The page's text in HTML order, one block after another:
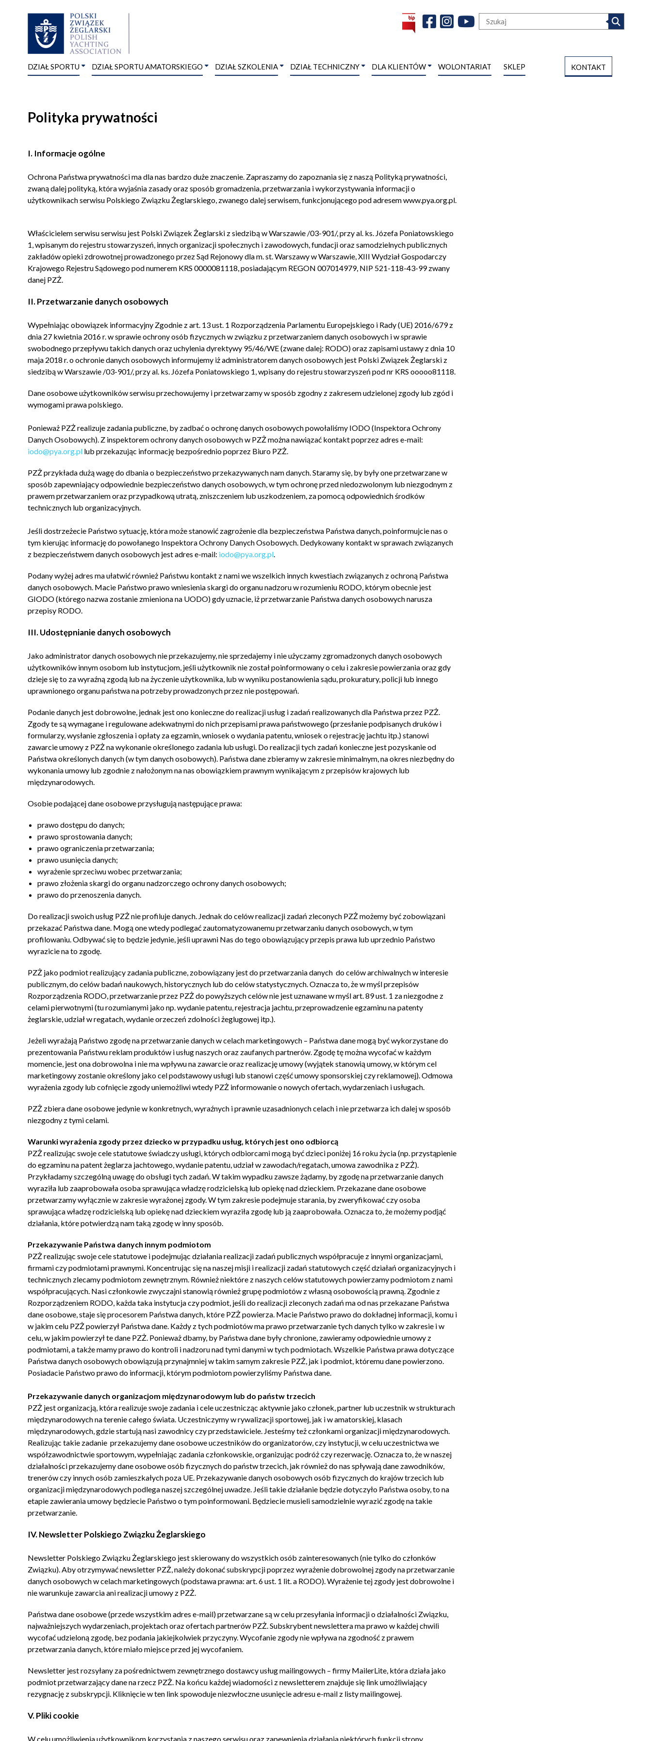
DZIAŁ SPORTU DZIAŁ SPORTU AMATORSKIEGO DZIAŁ SZKOLENIA DZIAŁ TECHNICZNY DLA KLIENTÓW WOLONTARIAT SKLEP KONTAKT
Polityka prywatności
I. Informacje ogólne
Ochrona Państwa prywatności ma dla nas bardzo duże znaczenie. Zapraszamy do zapoznania się z naszą Polityką prywatności,
zwaną dalej polityką, która wyjaśnia zasady oraz sposób gromadzenia, przetwarzania i wykorzystywania informacji o
użytkownikach serwisu Polskiego Związku Żeglarskiego, zwanego dalej serwisem, funkcjonującego pod adresem www.pya.org.pl.
Właścicielem serwisu serwisu jest Polski Związek Żeglarski z siedzibą w Warszawie /03-901/, przy al. ks. Józefa Poniatowskiego
1, wpisanym do rejestru stowarzyszeń, innych organizacji społecznych i zawodowych, fundacji oraz samodzielnych publicznych
zakładów opieki zdrowotnej prowadzonego przez Sąd Rejonowy dla m. st. Warszawy w Warszawie, XIII Wydział Gospodarczy
Krajowego Rejestru Sądowego pod numerem KRS 0000081118, posiadającym REGON 007014979, NIP 521-118-43-99 zwany
danej PZŻ.
II. Przetwarzanie danych osobowych
Wypełniając obowiązek informacyjny Zgodnie z art. 13 ust. 1 Rozporządzenia Parlamentu Europejskiego i Rady (UE) 2016/679 z
dnia 27 kwietnia 2016 r. w sprawie ochrony osób fizycznych w związku z przetwarzaniem danych osobowych i w sprawie
swobodnego przepływu takich danych oraz uchylenia dyrektywy 95/46/WE (zwane dalej: RODO) oraz zapisami ustawy z dnia 10
maja 2018 r. o ochronie danych osobowych informujemy iż administratorem danych osobowych jest Polski Związek Żeglarski z
siedzibą w Warszawie /03-901/, przy al. ks. Józefa Poniatowskiego 1, wpisany do rejestru stowarzyszeń pod nr KRS ooooo81118.
Dane osobowe użytkowników serwisu przechowujemy i przetwarzamy w sposób zgodny z zakresem udzielonej zgody lub zgód i
wymogami prawa polskiego.
Ponieważ PZŻ realizuje zadania publiczne, by zadbać o ochronę danych osobowych powołaliśmy IODO (Inspektora Ochrony
Danych Osobowych). Z inspektorem ochrony danych osobowych w PZŻ można nawiązać kontakt poprzez adres e-mail:
iodo@pya.org.pl lub przekazując informację bezpośrednio poprzez Biuro PZŻ.
PZŻ przykłada dużą wagę do dbania o bezpieczeństwo przekazywanych nam danych. Staramy się, by były one przetwarzane w
sposób zapewniający odpowiednie bezpieczeństwo danych osobowych, w tym ochronę przed niedozwolonym lub niezgodnym z
prawem przetwarzaniem oraz przypadkową utratą, zniszczeniem lub uszkodzeniem, za pomocą odpowiednich środków
technicznych lub organizacyjnych.
Jeśli dostrzeżecie Państwo sytuację, która może stanowić zagrożenie dla bezpieczeństwa Państwa danych, poinformujcie nas o
tym kierując informację do powołanego Inspektora Ochrony Danych Osobowych. Dedykowany kontakt w sprawach związanych
z bezpieczeństwem danych osobowych jest adres e-mail: iodo@pya.org.pl.
Podany wyżej adres ma ułatwić również Państwu kontakt z nami we wszelkich innych kwestiach związanych z ochroną Państwa
danych osobowych. Macie Państwo prawo wniesienia skargi do organu nadzoru w rozumieniu RODO, którym obecnie jest
GIODO (którego nazwa zostanie zmieniona na UODO) gdy uznacie, iż przetwarzanie Państwa danych osobowych narusza
przepisy RODO.
III. Udostępnianie danych osobowych
Jako administrator danych osobowych nie przekazujemy, nie sprzedajemy i nie użyczamy zgromadzonych danych osobowych
użytkowników innym osobom lub instytucjom, jeśli użytkownik nie został poinformowany o celu i zakresie powierzania oraz gdy
dzieje się to za wyraźną zgodą lub na życzenie użytkownika, lub w wyniku postanowienia sądu, prokuratury, policji lub innego
uprawnionego organu państwa na potrzeby prowadzonych przez nie postępowań.
Podanie danych jest dobrowolne, jednak jest ono konieczne do realizacji usług i zadań realizowanych dla Państwa przez PZŻ.
Zgody te są wymagane i regulowane adekwatnymi do nich przepisami prawa państwowego (przesłanie podpisanych druków i
formularzy, wysłanie zgłoszenia i opłaty za egzamin, wniosek o wydania patentu, wniosek o rejestrację jachtu itp.) stanowi
zawarcie umowy z PZŻ na wykonanie określonego zadania lub usługi. Do realizacji tych zadań konieczne jest pozyskanie od
Państwa określonych danych (w tym danych osobowych). Państwa dane zbieramy w zakresie minimalnym, na okres niezbędny do
wykonania umowy lub zgodnie z nałożonym na nas obowiązkiem prawnym wynikającym z przepisów krajowych lub
międzynarodowych.
Osobie podającej dane osobowe przysługują następujące prawa:
prawo dostępu do danych;
prawo sprostowania danych;
prawo ograniczenia przetwarzania;
prawo usunięcia danych;
wyrażenie sprzeciwu wobec przetwarzania;
prawo złożenia skargi do organu nadzorczego ochrony danych osobowych;
prawo do przenoszenia danych.
Do realizacji swoich usług PZŻ nie profiluje danych. Jednak do celów realizacji zadań zleconych PZŻ możemy być zobowiązani
przekazać Państwa dane. Mogą one wtedy podlegać zautomatyzowanemu przetwarzaniu danych osobowych, w tym
profilowaniu. Odbywać się to będzie jedynie, jeśli uprawni Nas do tego obowiązujący przepis prawa lub uprzednio Państwo
wyrazicie na to zgodę.
PZŻ jako podmiot realizujący zadania publiczne, zobowiązany jest do przetwarzania danych do celów archiwalnych w interesie
publicznym, do celów badań naukowych, historycznych lub do celów statystycznych. Oznacza to, że w myśl przepisów
Rozporządzenia RODO, przetwarzanie przez PZŻ do powyższych celów nie jest uznawane w myśl art. 89 ust. 1 za niezgodne z
celami pierwotnymi (tu rozumianymi jako np. wydanie patentu, rejestracja jachtu, przeprowadzenie egzaminu na patenty
żeglarskie, udział w regatach, wydanie orzeczeń zdolności żeglugowej itp.).
Jeżeli wyrażają Państwo zgodę na przetwarzanie danych w celach marketingowych – Państwa dane mogą być wykorzystane do
prezentowania Państwu reklam produktów i usług naszych oraz zaufanych partnerów. Zgodę tę można wycofać w każdym
momencie, jest ona dobrowolna i nie ma wpływu na zawarcie oraz realizację umowy (wyjątek stanowią umowy, w którym cel
marketingowy zostanie określony jako cel podstawowy usługi lub stanowi część umowy sponsorskiej czy reklamowej). Odmowa
wyrażenia zgody lub cofnięcie zgody uniemożliwi wtedy PZŻ informowanie o nowych ofertach, wydarzeniach i usługach.
PZŻ zbiera dane osobowe jedynie w konkretnych, wyraźnych i prawnie uzasadnionych celach i nie przetwarza ich dalej w sposób
niezgodny z tymi celami.
Warunki wyrażenia zgody przez dziecko w przypadku usług, których jest ono odbiorcą
PZŻ realizując swoje cele statutowe świadczy usługi, których odbiorcami mogą być dzieci poniżej 16 roku życia (np. przystąpienie
do egzaminu na patent żeglarza jachtowego, wydanie patentu, udział w zawodach/regatach, umowa zawodnika z PZŻ).
Przykładamy szczególną uwagę do obsługi tych zadań. W takim wypadku zawsze żądamy, by zgodę na przetwarzanie danych
wyraziła lub zaaprobowała osoba sprawująca władzę rodzicielską lub opiekę nad dzieckiem. Przekazane dane osobowe
przetwarzamy wyłącznie w zakresie wyrażonej zgody. W tym zakresie podejmuje starania, by zweryfikować czy osoba
sprawująca władzę rodzicielską lub opiekę nad dzieckiem wyraziła zgodę lub ją zaaprobowała. Oznacza to, że możemy podjąć
działania, które potwierdzą nam taką zgodę w inny sposób.
Przekazywanie Państwa danych innym podmiotom
PZŻ realizując swoje cele statutowe i podejmując działania realizacji zadań publicznych współpracuje z innymi organizacjami,
firmami czy podmiotami prawnymi. Koncentrując się na naszej misji i realizacji zadań statutowych część działań organizacyjnych i
technicznych zlecamy podmiotom zewnętrznym. Również niektóre z naszych celów statutowych powierzamy podmiotom z nami
współpracujących. Nasi członkowie zwyczajni stanowią również grupę podmiotów z własną osobowością prawną. Zgodnie z
Rozporządzeniem RODO, każda taka instytucja czy podmiot, jeśli do realizacji zleconych zadań ma od nas przekazane Państwa
dane osobowe, staje się procesorem Państwa danych, które PZŻ powierza. Macie Państwo prawo do dokładnej informacji, komu i
w jakim celu PZŻ powierzył Państwa dane. Każdy z tych podmiotów ma prawo przetwarzanie tych danych tylko w zakresie i w
celu, w jakim powierzył te dane PZŻ. Ponieważ dbamy, by Państwa dane były chronione, zawieramy odpowiednie umowy z
podmiotami, a także mamy prawo do kontroli i nadzoru nad tymi danymi w tych podmiotach. Wszelkie Państwa prawa dotyczące
Państwa danych osobowych obowiązują przynajmniej w takim samym zakresie PZŻ, jak i podmiot, któremu dane powierzono.
Posiadacie Państwo prawo do informacji, którym podmiotom powierzyliśmy Państwa dane.
Przekazywanie danych organizacjom międzynarodowym lub do państw trzecich
PZŻ jest organizacją, która realizuje swoje zadania i cele uczestnicząc aktywnie jako członek, partner lub uczestnik w strukturach
międzynarodowych na terenie całego świata. Uczestniczymy w rywalizacji sportowej, jak i w amatorskiej, klasach
międzynarodowych, gdzie startują nasi zawodnicy czy przedstawiciele. Jesteśmy też członkami organizacji międzynarodowych.
Realizując takie zadanie przekazujemy dane osobowe uczestników do organizatorów, czy instytucji, w celu uczestnictwa we
współzawodnictwie sportowym, wypełniając zadania członkowskie, organizując podróż czy rezerwację. Oznacza to, że w naszej
działalności przekazujemy dane osobowe osób fizycznych do państw trzecich, jak również do nas spływają dane zawodników,
trenerów czy innych osób zamieszkałych poza UE. Przekazywanie danych osobowych osób fizycznych do krajów trzecich lub
organizacji międzynarodowych podlega naszej szczególnej uwadze. Jeśli takie działanie będzie dotyczyło Państwa osoby, to na
etapie zawierania umowy będziecie Państwo o tym poinformowani. Będziecie musieli samodzielnie wyrazić zgodę na takie
przetwarzanie.
IV. Newsletter Polskiego Związku Żeglarskiego
Newsletter Polskiego Związku Żeglarskiego jest skierowany do wszystkich osób zainteresowanych (nie tylko do członków
Związku). Aby otrzymywać newsletter PZŻ, należy dokonać subskrypcji poprzez wyrażenie dobrowolnej zgody na przetwarzanie
danych osobowych w celach marketingowych (podstawa prawna: art. 6 ust. 1 lit. a RODO). Wyrażenie tej zgody jest dobrowolne i
nie warunkuje zawarcia ani realizacji umowy z PZŻ.
Państwa dane osobowe (przede wszystkim adres e-mail) przetwarzane są w celu przesyłania informacji o działalności Związku,
najważniejszych wydarzeniach, projektach oraz ofertach partnerów PZŻ. Subskrybent newslettera ma prawo w każdej chwili
wycofać udzieloną zgodę, bez podania jakiejkolwiek przyczyny. Wycofanie zgody nie wpływa na zgodność z prawem
przetwarzania danych, które miało miejsce przed jej wycofaniem.
Newsletter jest rozsyłany za pośrednictwem zewnętrznego dostawcy usług mailingowych – firmy MailerLite, która działa jako
podmiot przetwarzający dane na rzecz PZŻ. Na końcu każdej wiadomości z newsletterem znajduje się link umożliwiający
rezygnację z subskrypcji. Kliknięcie w ten link spowoduje niezwłoczne usunięcie adresu e-mail z listy mailingowej.
V. Pliki cookie
W celu umożliwienia użytkownikom korzystania z naszego serwisu oraz zapewnienia działania niektórych funkcji strony